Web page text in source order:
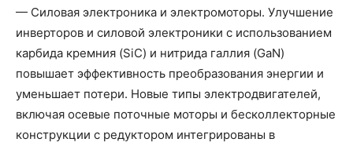
— Силовая электроника и электромоторы. Улучшение
инверторов и силовой электроники с использованием
карбида кремния (SiC) и нитрида галлия (GaN)
повышает эффективность преобразования энергии и
уменьшает потери. Новые типы электродвигателей,
включая осевые поточные моторы и бесколлекторные
конструкции с редуктором интегрированы в